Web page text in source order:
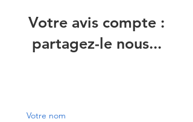
Votre avis compte :
partagez-le nous...
Votre nom